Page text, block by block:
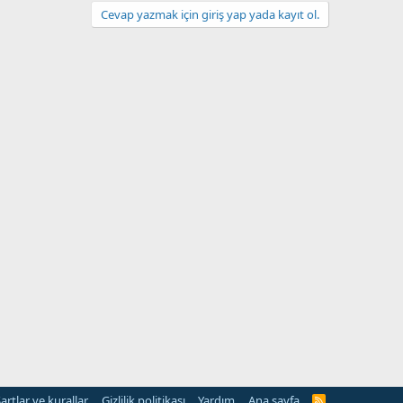
Cevap yazmak için giriş yap yada kayıt ol.
R